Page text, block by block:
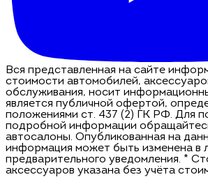
Вся представленная на сайте
стоимости автомобилей,
обслуживания, носит
является публичной офертой,
положениями ст. 437 (2) ГК РФ. Для
подробной информации
автосалоны. Опубликованная на
информация может быть изменена в
предварительного уведомления. *
аксессуаров указана без учёта